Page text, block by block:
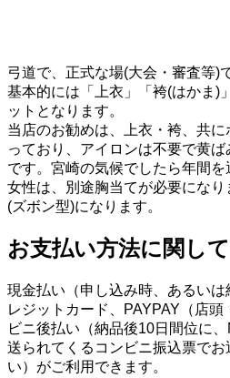
弓道で、正式な場(大会・審査等)
基本的には「上衣」「袴(はかま)
ットとなります。
当店のお勧めは、上衣・袴、共
っており、アイロンは不要で黄
です。宮崎の気候でしたら年間を
女性は、別途胸当てが必要にな
(ズボン型)になります。
お支払い方法に関して
現金払い（申し込み時、あるい
レジットカード、PAYPAY（店
ビニ後払い（納品後10日間位に
送られてくるコンビニ振込票で
い）がご利用できます。